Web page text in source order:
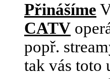
Přinášíme
CATV
popř.
tak vás toto